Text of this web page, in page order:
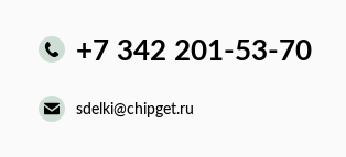
+7 342 201-53-70
sdelki@chipget.ru